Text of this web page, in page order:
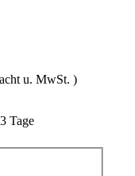
u. MwSt. )
Tage